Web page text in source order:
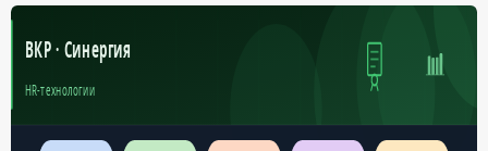
ВКР · Синергия
HR-технологии